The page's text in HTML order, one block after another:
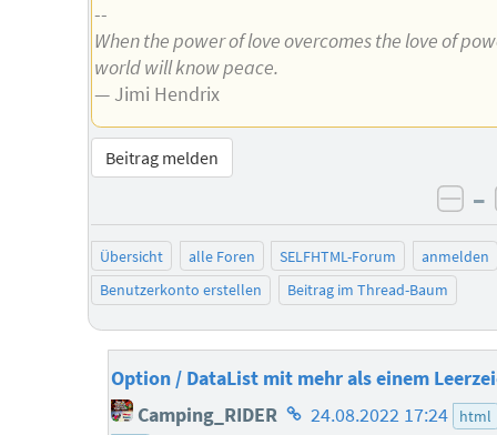
--
When the power of love overcomes the love of
world will know peace.
— Jimi Hendrix
Beitrag melden
–
Übersicht alle Foren SELFHTML-Forum
anmelden
Benutzerkonto erstellen
Beitrag im Thread-Baum
Option / DataList mit mehr als einem
Camping_RIDER Homepage
24.08.2022 17:24
html